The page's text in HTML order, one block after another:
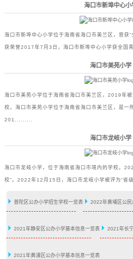
海口市新埠中心小
海口市新埠中心小学位于海南省海口市美兰区，曾获
获荣誉2017年7月3日，海口市新埠中心小学获全国
海口市美苑小学
海口市美苑小学位于海南省海口市美兰区，2019年
校。海口市美苑小学位于海南省海口市美兰区，是一
201.........
海口市龙岐小学
海口市龙岐小学，位于海南省海口市境内的学校。
校”。2022年12月15日，海口市龙岐小学被评为“省
普陀区公办小学招生学校一览表 2022年黄埔区公
2021年静安区公办小学基本信息一览表 2021年长
2021年黄浦区公办小学基本信息一览表